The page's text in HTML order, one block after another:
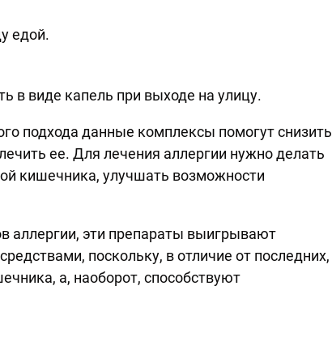
едой.
в виде капель при выходе на улицу.
подхода данные комплексы помогут снизить
ее. Для лечения аллергии нужно делать
кишечника, улучшать возможности
аллергии, эти препараты выигрывают
поскольку, в отличие от последних,
а, наоборот, способствуют